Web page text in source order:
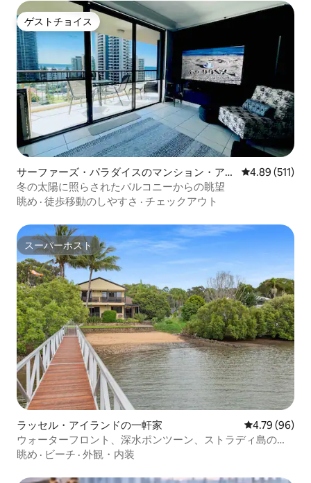
ゲストチョイス
ゲストチョイス
サーファーズ・パラダイスのマンション・アパ
ート
レビュー511
4.89 (511)
冬の太陽に照らされたバルコニーからの眺望
眺め · 徒歩移動のしやすさ · チェックアウト
スーパーホスト
スーパーホスト
ラッセル・アイランドの一軒家 レビュー96
4.79 (96)
ウォーターフロント、深水ポンツーン、ストラディ島の眺
望
眺め · ビーチ · 外観・内装